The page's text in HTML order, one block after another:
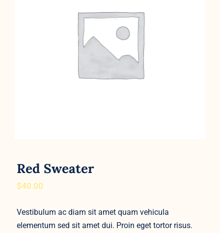
Red Sweater
Red Sweater
$40.00
Vestibulum ac diam sit amet quam vehicula
elementum sed sit amet dui. Proin eget tortor risus.